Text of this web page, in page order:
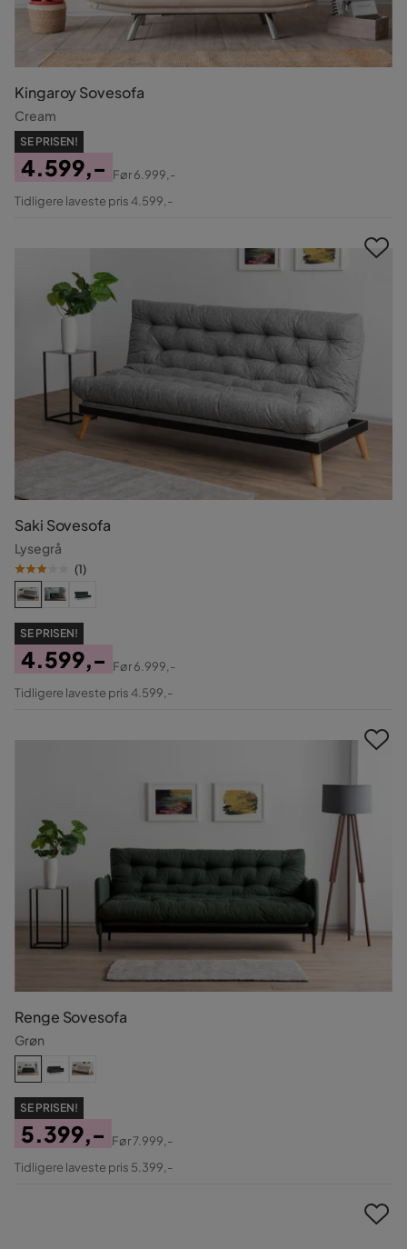
Kingaroy Sovesofa
Cream
SE PRISEN!
Pris
4.599,-
Original
Før6.999,-
Tidligere laveste pris 4.599,-
Saki Sovesofa
Lysegrå
(1)
SE PRISEN!
Pris
4.599,-
Original
Før6.999,-
Tidligere laveste pris 4.599,-
Renge Sovesofa
Grøn
SE PRISEN!
Pris
5.399,-
Original
Før7.999,-
Tidligere laveste pris 5.399,-